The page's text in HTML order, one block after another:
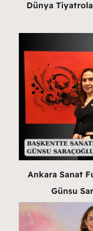
Dünya
Ankara Sanat
Günsu